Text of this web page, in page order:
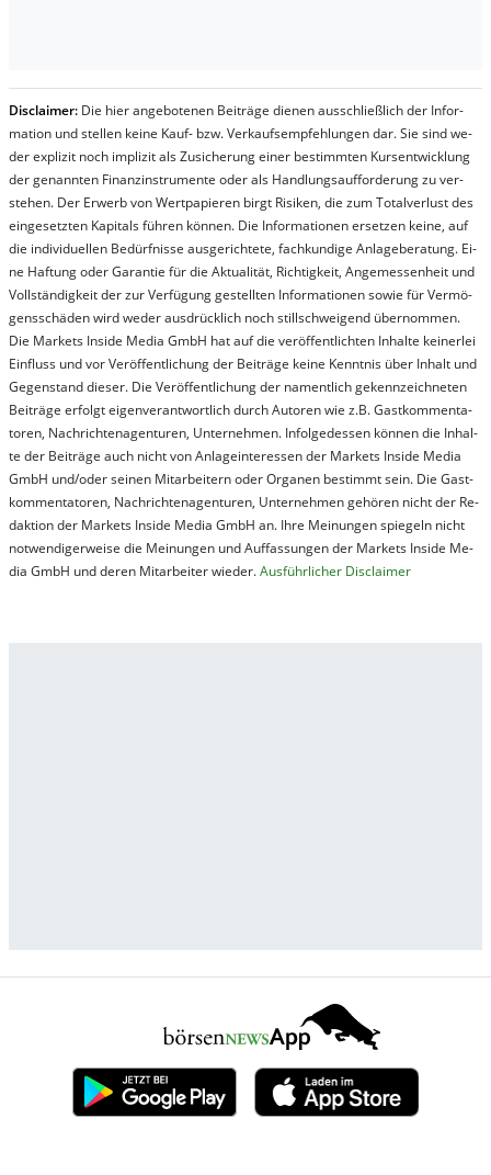
Dis­clai­mer: Die hier an­ge­bo­te­nen Bei­trä­ge die­nen aus­schließ­lich der In­for­
ma­t­ion und stel­len kei­ne Kauf- bzw. Ver­kaufs­em­pfeh­lung­en dar. Sie sind we­
der ex­pli­zit noch im­pli­zit als Zu­sich­er­ung ei­ner be­stim­mt­en Kurs­ent­wick­lung
der ge­nan­nt­en Fi­nanz­in­stru­men­te oder als Handl­ungs­auf­for­der­ung zu ver­
steh­en. Der Er­werb von Wert­pa­pier­en birgt Ri­si­ken, die zum To­tal­ver­lust des
ein­ge­setz­ten Ka­pi­tals füh­ren kön­nen. Die In­for­ma­tion­en er­setz­en kei­ne, auf
die in­di­vi­du­el­len Be­dür­fnis­se aus­ge­rich­te­te, fach­kun­di­ge An­la­ge­be­ra­tung. Ei­
ne Haf­tung oder Ga­ran­tie für die Ak­tu­ali­tät, Rich­tig­keit, An­ge­mes­sen­heit und
Vol­lständ­ig­keit der zur Ver­fü­gung ge­stel­lt­en In­for­ma­tion­en so­wie für Ver­mö­
gens­schä­den wird we­der aus­drück­lich noch stil­lschwei­gend über­nom­men.
Die Mar­kets In­side Me­dia GmbH hat auf die ver­öf­fent­lich­ten In­hal­te kei­ner­lei
Ein­fluss und vor Ver­öf­fent­lich­ung der Bei­trä­ge kei­ne Ken­nt­nis über In­halt und
Ge­gen­stand die­ser. Die Ver­öf­fent­lich­ung der na­ment­lich ge­kenn­zeich­net­en
Bei­trä­ge er­folgt ei­gen­ver­ant­wort­lich durch Au­tor­en wie z.B. Gast­kom­men­ta­
tor­en, Nach­richt­en­ag­en­tur­en, Un­ter­neh­men. In­fol­ge­des­sen kön­nen die In­hal­
te der Bei­trä­ge auch nicht von An­la­ge­in­te­res­sen der Mar­kets In­side Me­dia
GmbH und/oder sei­nen Mit­ar­bei­tern oder Or­ga­nen be­stim­mt sein. Die Gast­
kom­men­ta­tor­en, Nach­rich­ten­ag­en­tur­en, Un­ter­neh­men ge­hör­en nicht der Re­
dak­tion der Mar­kets In­side Me­dia GmbH an. Ihre Mei­nung­en spie­geln nicht
not­wen­di­ger­wei­se die Mei­nung­en und Auf­fas­sung­en der Mar­kets In­side Me­
dia GmbH und de­ren Mit­ar­bei­ter wie­der.Aus­führ­lich­er Dis­clai­mer